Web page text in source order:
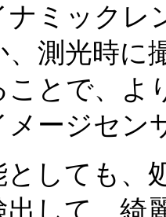
ミックレ
、測光時に
ことで、よ
メージセン
しても、
出して、綺